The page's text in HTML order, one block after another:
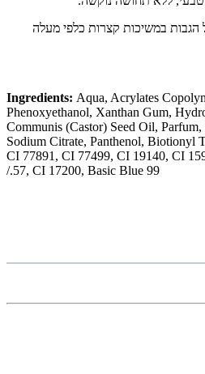
במשיכות קצרות כלפי מעלה
Aqua, Acrylates
Phenoxyethanol, Xanthan Gum,
Communis (Castor) Seed Oil,
Sodium Citrate, Panthenol, Biotionyl
CI 77891, CI 77499, CI 19140, CI
57, CI 17200, Basic Blue 99.
/